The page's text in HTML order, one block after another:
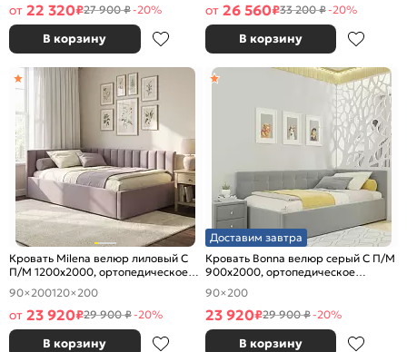
от 22 320₽27 900 ₽-20%
В корзину
от 26 560₽33 200 ₽-20%
В корзину
Кровать Milena велюр лиловый С
П/М 1200x2000, ортопедическое
основание, изголовье мягкое
90×200120×200
от 23 920₽29 900 ₽-20%
В корзину
Доставим завтра
Кровать Bonna велюр серый С П/М
900x2000, ортопедическое
основание, изголовье мягкое
90×200
23 920₽29 900 ₽-20%
В корзину